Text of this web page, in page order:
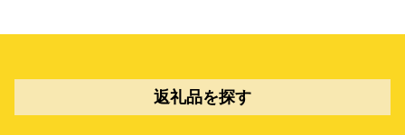
返礼品を探す